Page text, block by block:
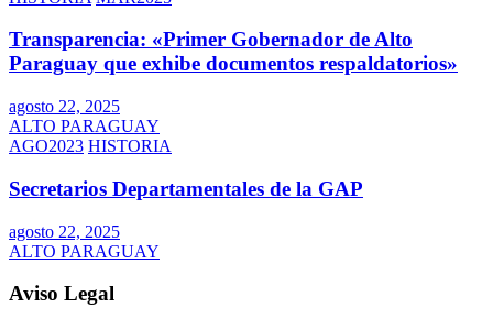
Transparencia: «Primer Gobernador de Alto
Paraguay que exhibe documentos respaldatorios»
agosto 22, 2025
ALTO PARAGUAY
AGO2023 HISTORIA
Secretarios Departamentales de la GAP
agosto 22, 2025
ALTO PARAGUAY
Aviso Legal